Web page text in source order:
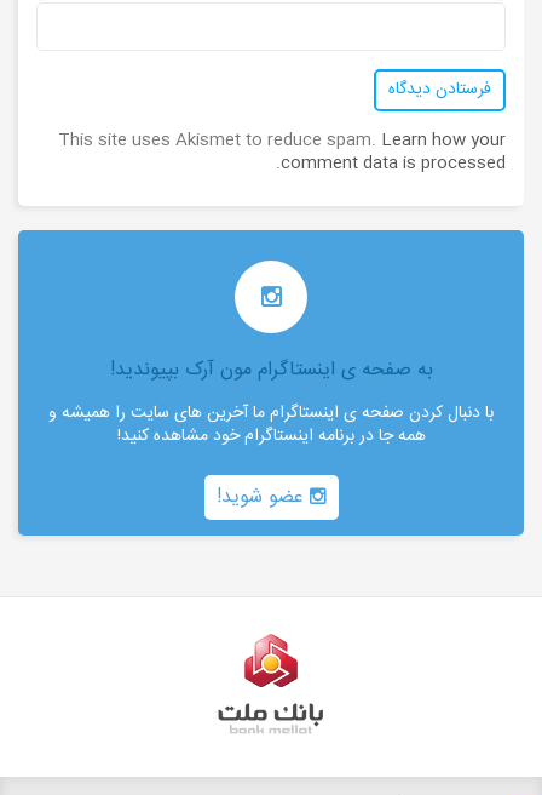
This site uses Akismet to reduce spam. Learn how your
comment data is processed
.
به صفحه ی اینستاگرام مون آرک بپیوندید!
با دنبال کردن صفحه ی اینستاگرام ما آخرین های سایت را همیشه و
همه جا در برنامه اینستاگرام خود مشاهده کنید!
عضو شوید!